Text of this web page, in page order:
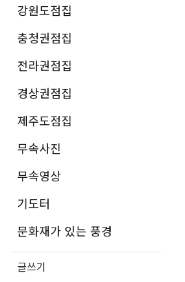
강원도점집
충청권점집
전라권점집
경상권점집
제주도점집
무속사진
무속영상
기도터
문화재가 있는 풍경
글쓰기